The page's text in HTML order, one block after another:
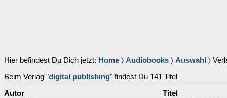
Hier befindest Du Dich jetzt: Home 〉 Audiobooks 〉 Auswahl 〉
Beim Verlag "digital publishing" findest Du 141 Titel
Autor
Titel